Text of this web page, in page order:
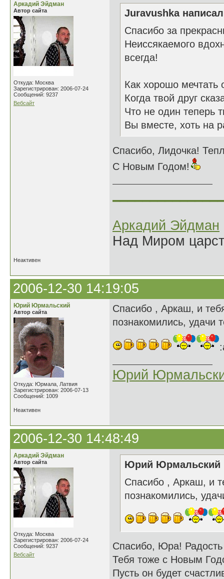
Аркадий Эйдман
Автор сайта
Откуда: Москва
Зарегистрирован: 2006-07-24
Сообщений: 9237
Вебсайт
Juravushka
Спасибо за
Неиссякаемого
всегда!
Как хорошо мечтать
Когда твой друг
Что не один теперь
Вы вместе, хоть на
Спасибо, Лидочка!
С Новым Годом!
Аркадий Эйдман
Над Миром
Неактивен
2006-12-30 14:19:05
Юрий Юрмальский
Автор сайта
Откуда: Юрмала, Латвия
Зарегистрирован: 2006-07-13
Сообщений: 1009
Спасибо , Аркаш, и
познакомились, удачи
Юрий
Неактивен
2006-12-30 14:48:49
Аркадий Эйдман
Автор сайта
Откуда: Москва
Зарегистрирован: 2006-07-24
Сообщений: 9237
Вебсайт
Юрий Юрмальский
Спасибо , Аркаш, и
познакомились,
Спасибо, Юра!
Тебя тоже с Новым
Пусть он будет